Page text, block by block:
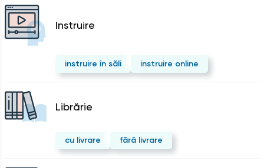
Instruire
instruire în săli instruire online
Librărie
cu livrare fără livrare